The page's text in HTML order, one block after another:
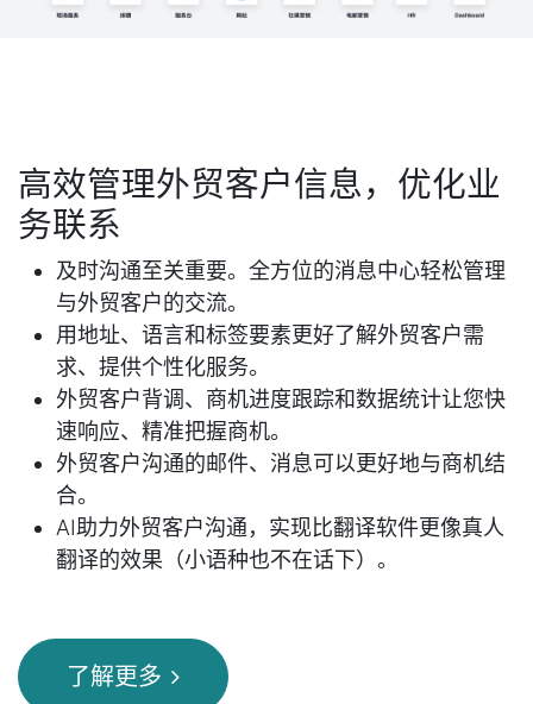
高效管理外贸客户信息，优化业
务联系
及时沟通至关重要。全方位的消息中心轻松管理
与外贸客户的交流。
用地址、语言和标签要素更好了解外贸客户需
求、提供个性化服务。
外贸客户背调、商机进度跟踪和数据统计让您快
速响应、精准把握商机。
外贸客户沟通的邮件、消息可以更好地与商机结
合。
AI助力外贸客户沟通，实现比翻译软件更像真人
翻译的效果（小语种也不在话下）。
了解更多